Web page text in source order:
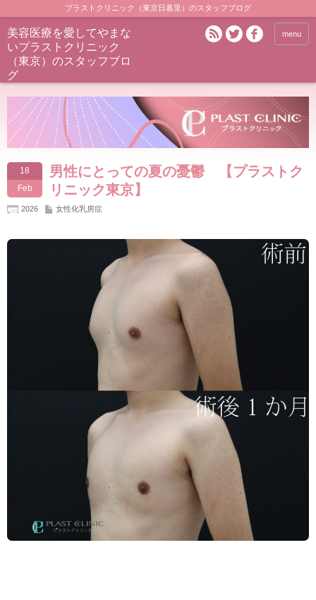
プラストクリニック（東京日暮里）のスタッフブログ
美容医療を愛してやまな
いプラストクリニック
（東京）のスタッフブロ
グ
menu
18
Feb
男性にとっての夏の憂鬱 【プラストク
リニック東京】
2026 女性化乳房症